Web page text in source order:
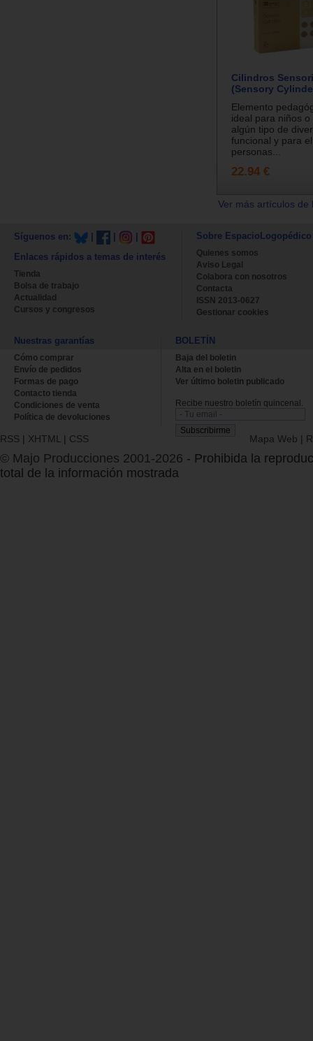
Cilindros
(Sensory
Elemento
ideal para niños
algún tipo de
funcional y para
personas...
22.94 €
Ver más artículos
Síguenos en:
Enlaces rápidos a temas de interés
Tienda
Bolsa de trabajo
Actualidad
Cursos y congresos
Sobre EspacioLogopédico
Quienes somos
Aviso Legal
Colabora con nosotros
Contacta
ISSN 2013-0627
Gestionar cookies
Nuestras garantías
Cómo comprar
Envío de pedidos
Formas de pago
Contacto tienda
Condiciones de venta
Política de devoluciones
BOLETÍN
Baja del boletin
Alta en el boletin
Ver último boletin publicado
Recibe nuestro boletín quincenal.
RSS | XHTML | CSS Mapa Web |
© Majo Producciones 2001-2026 - Prohibida la
total de la información mostrada